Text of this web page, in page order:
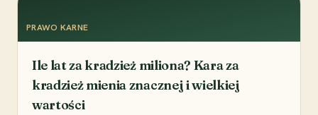
PRAWO KARNE
Ile lat za kradzież miliona? Kara za
kradzież mienia znacznej i wielkiej
wartości